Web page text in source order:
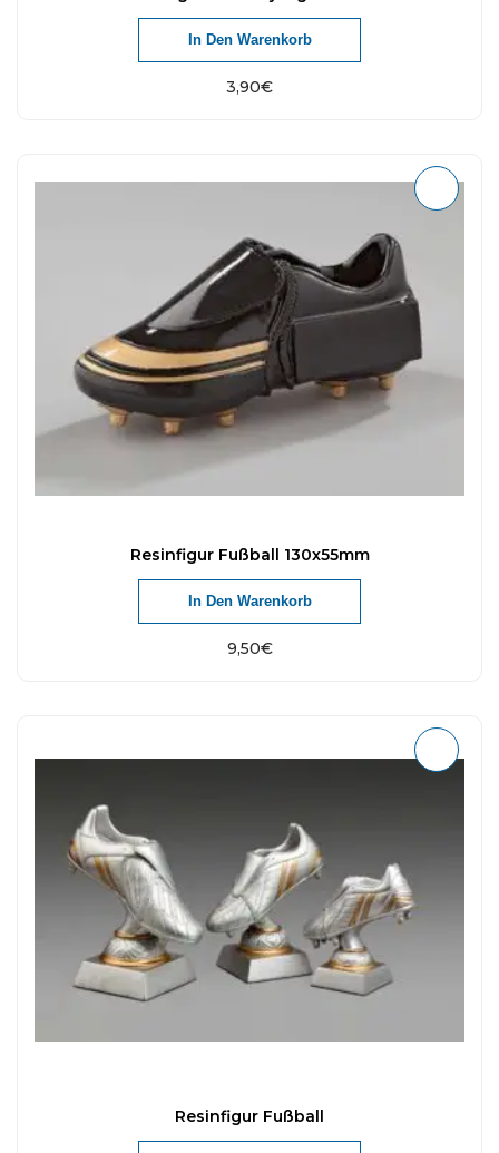
3,90€
In Den Warenkorb
Resinfigur Fußball 130x55mm
9,50€
In Den Warenkorb
Resinfigur Fußball